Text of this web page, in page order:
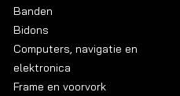
Banden
Bidons
Computers, navigatie en
elektronica
Frame en voorvork